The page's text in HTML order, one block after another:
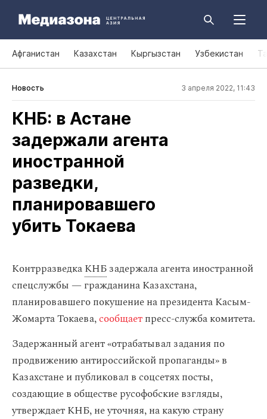
Афганистан Казахстан Кыргызстан Узбекистан
Новость 3 апреля 2022, 11:43
КНБ: в Астане
задержали агента
иностранной
разведки,
планировавшего
убить Токаева
КонтрразведкаКНБзадержала агента иностранной
спецслужбы — гражданина Казахстана,
планировавшего покушение на президента Касым-
Жомарта Токаева,сообщаетпресс-служба комитета.
Задержанный агент «отрабатывал задания по
продвижению антироссийской пропаганды» в
Казахстане и публиковал в соцсетях посты,
создающие в обществе русофобские взгляды,
утверждает КНБ, не уточняя, на какую страну